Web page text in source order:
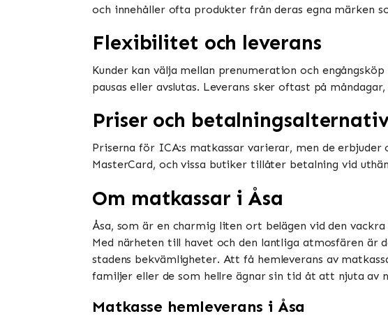
och innehåller ofta produkter från deras egna märken
Flexibilitet och leverans
Kunder kan välja mellan prenumeration och
pausas eller avslutas. Leverans sker oftast på
Priser och
Priserna för ICA:s matkassar varierar, men de
MasterCard, och vissa butiker tillåter betalning vid
Om matkassar i Åsa
Åsa, som är en charmig liten ort belägen vid den
Med närheten till havet och den lantliga atmosfären
stadens bekvämligheter. Att få hemleverans av
familjer eller de som hellre ägnar sin tid åt att njuta av
Matkasse hemleverans i Åsa